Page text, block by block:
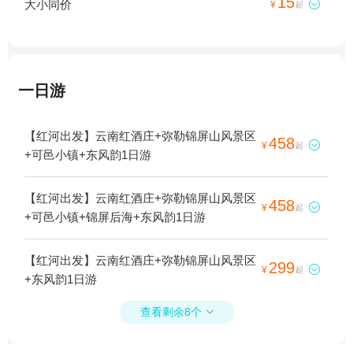
大小同价 ¥ 起 
一日游
【红河出发】云南红酒庄+弥勒锦屏山风景区
+可邑小镇+东风韵1日游
¥458起 
【红河出发】云南红酒庄+弥勒锦屏山风景区
+可邑小镇+锦屏后海+东风韵1日游
¥458起 
【红河出发】云南红酒庄+弥勒锦屏山风景区
+东风韵1日游
¥ 299起 
查看剩余8个 